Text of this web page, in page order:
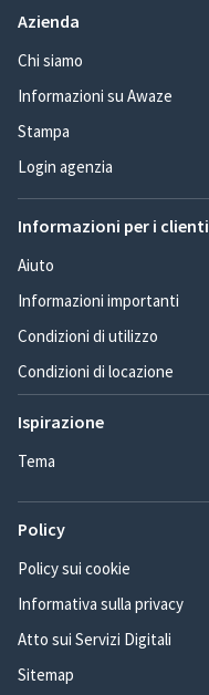
Azienda
Chi siamo
Informazioni su Awaze
Stampa
Login agenzia
Informazioni per i clienti
Aiuto
Informazioni importanti
Condizioni di utilizzo
Condizioni di locazione
Ispirazione
Tema
Policy
Policy sui cookie
Informativa sulla privacy
Atto sui Servizi Digitali
Sitemap